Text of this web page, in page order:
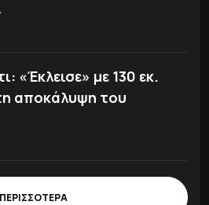
«Έκλεισε» με 130 εκ.
αποκάλυψη του
ΠΕΡΙΣΣΟΤΕΡΑ